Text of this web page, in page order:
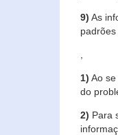
9) As
1) Ao
do
2) Para